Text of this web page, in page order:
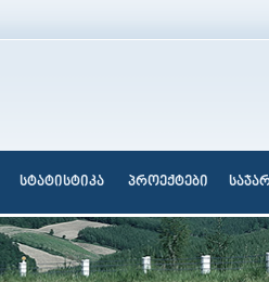
სტატისტიკა პროექტები